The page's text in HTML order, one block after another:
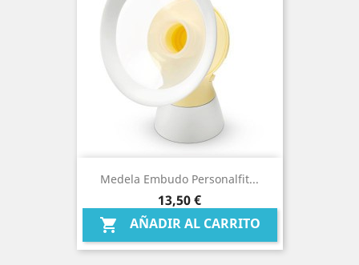
Medela Embudo Personalfit...
Precio
13,50 €
 AÑADIR AL CARRITO